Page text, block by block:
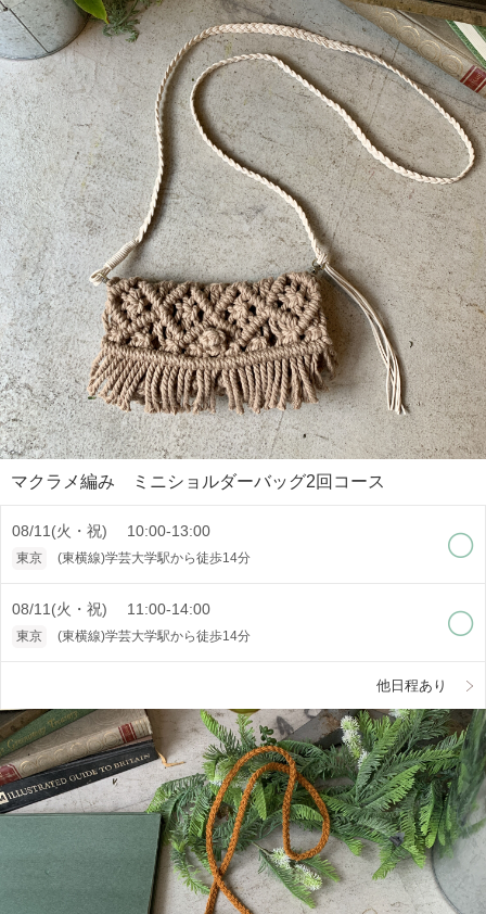
マクラメ編み ミニショルダーバッグ2回コース
08/11(火・祝) 10:00-13:00
東京 (東横線)学芸大学駅から徒歩14分
08/11(火・祝) 11:00-14:00
東京 (東横線)学芸大学駅から徒歩14分
他日程あり